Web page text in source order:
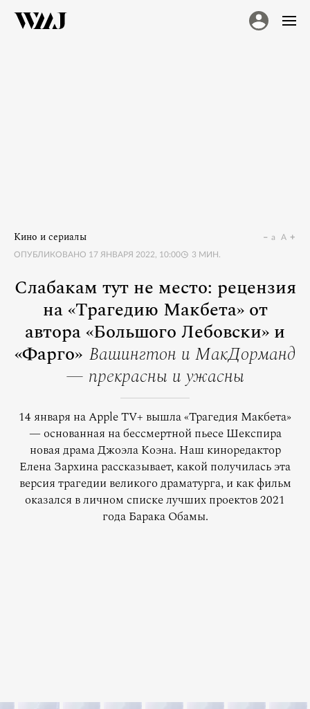
Кино и сериалы
ОПУБЛИКОВАНО 17 ЯНВАРЯ 2022, 10:00 3 МИН.
a A
Слабакам тут не место: рецензия
на «Трагедию Макбета» от
автора «Большого Лебовски» и
«Фарго» Вашингтон и МакДорманд
— прекрасны и ужасны
14 января на Apple TV+ вышла «Трагедия Макбета»
— основанная на бессмертной пьесе Шекспира
новая драма Джоэла Коэна. Наш киноредактор
Елена Зархина рассказывает, какой получилась эта
версия трагедии великого драматурга, и как фильм
оказался в личном списке лучших проектов 2021
года Барака Обамы.